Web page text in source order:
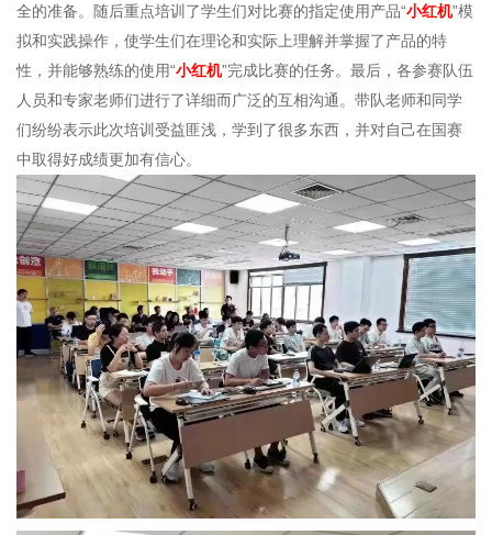
全的准备。随后重点培训了学生们对比赛的指定使用产品“小红机”模
拟和实践操作，使学生们在理论和实际上理解并掌握了产品的特
性，并能够熟练的使用“小红机”完成比赛的任务。最后，各参赛队伍
人员和专家老师们进行了详细而广泛的互相沟通。带队老师和同学
们纷纷表示此次培训受益匪浅，学到了很多东西，并对自己在国赛
中取得好成绩更加有信心。